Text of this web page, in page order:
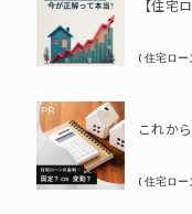
( 住宅ロー
PR
( 住宅ロー